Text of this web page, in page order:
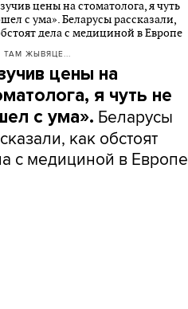
ТАМ ЖЫВЯЦЕ...
цены на
я чуть не
с ума». Беларусы
как обстоят
с медициной в Европе